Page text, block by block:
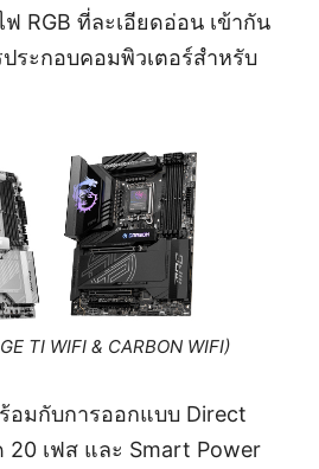
RGB ที่ละเอียดอ่อน เข้ากัน
ระกอบคอมพิวเตอร์สำหรับ
TI WIFI & CARBON WIFI)
อมกับการออกแบบ Direct
20 เฟส และ Smart Power